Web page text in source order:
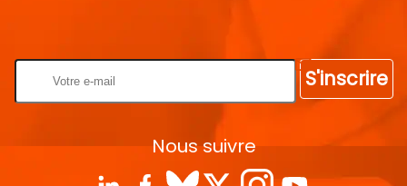
S'inscrire
Nous suivre